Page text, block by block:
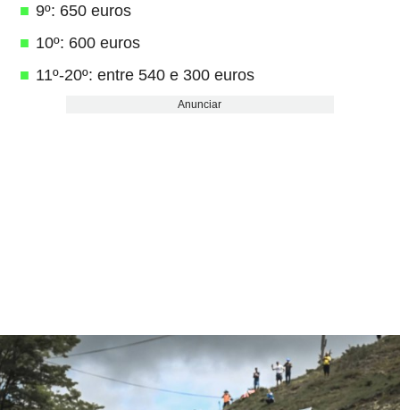
9º: 650 euros
10º: 600 euros
11º-20º: entre 540 e 300 euros
Anunciar